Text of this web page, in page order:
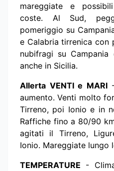
mareggiate e
coste. Al Sud,
pomeriggio su
e Calabria tirrenica con
nubifragi su
anche in Sicilia.
Allerta VENTI e MARI
aumento. Venti molto
Tirreno, poi Ionio e in
Raffiche fino a 80/90
agitati il Tirreno,
Ionio. Mareggiate lungo
TEMPERATURE -